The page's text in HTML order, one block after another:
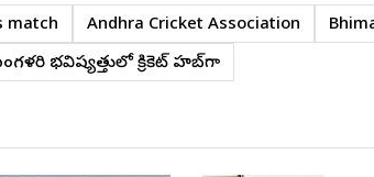
match Andhra Cricket Association
భవిష్యత్తులో క్రికెట్ హబ్‌గా